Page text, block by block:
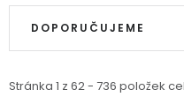
Výpis produktů
Stránka 1 z 62- 736 položek
Řazení produktů
DOPORUČUJEME